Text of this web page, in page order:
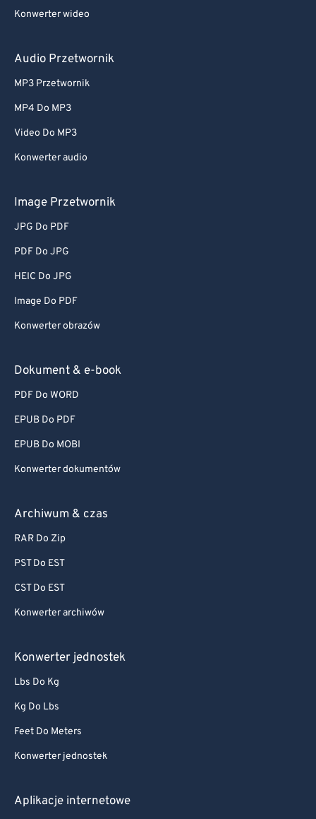
Konwerter wideo
Audio Przetwornik
MP3 Przetwornik
MP4 Do MP3
Video Do MP3
Konwerter audio
Image Przetwornik
JPG Do PDF
PDF Do JPG
HEIC Do JPG
Image Do PDF
Konwerter obrazów
Dokument & e-book
PDF Do WORD
EPUB Do PDF
EPUB Do MOBI
Konwerter dokumentów
Archiwum & czas
RAR Do Zip
PST Do EST
CST Do EST
Konwerter archiwów
Konwerter jednostek
Lbs Do Kg
Kg Do Lbs
Feet Do Meters
Konwerter jednostek
Aplikacje internetowe